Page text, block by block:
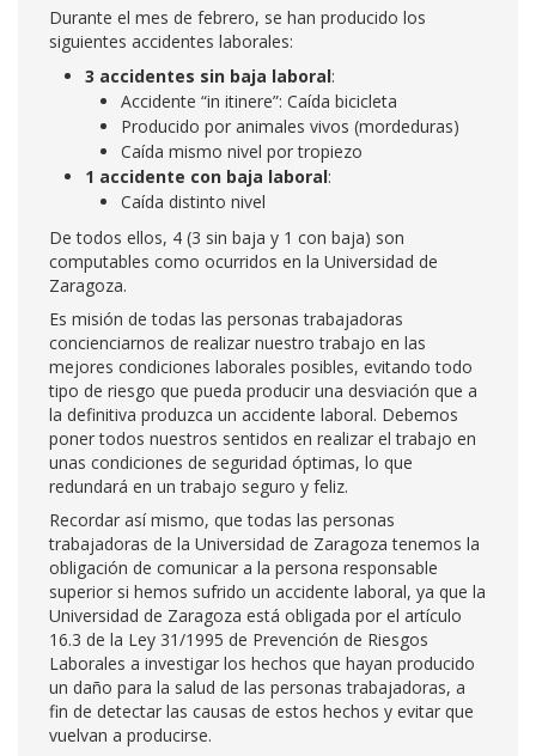
Durante el mes de febrero, se han producido los
siguientes accidentes laborales:
3 accidentes sin baja laboral:
Accidente “in itinere”: Caída bicicleta
Producido por animales vivos (mordeduras)
Caída mismo nivel por tropiezo
1 accidente con baja laboral:
Caída distinto nivel
De todos ellos, 4 (3 sin baja y 1 con baja) son
computables como ocurridos en la Universidad de
Zaragoza.
Es misión de todas las personas trabajadoras
concienciarnos de realizar nuestro trabajo en las
mejores condiciones laborales posibles, evitando todo
tipo de riesgo que pueda producir una desviación que a
la definitiva produzca un accidente laboral. Debemos
poner todos nuestros sentidos en realizar el trabajo en
unas condiciones de seguridad óptimas, lo que
redundará en un trabajo seguro y feliz.
Recordar así mismo, que todas las personas
trabajadoras de la Universidad de Zaragoza tenemos la
obligación de comunicar a la persona responsable
superior si hemos sufrido un accidente laboral, ya que la
Universidad de Zaragoza está obligada por el artículo
16.3 de la Ley 31/1995 de Prevención de Riesgos
Laborales a investigar los hechos que hayan producido
un daño para la salud de las personas trabajadoras, a
fin de detectar las causas de estos hechos y evitar que
vuelvan a producirse.